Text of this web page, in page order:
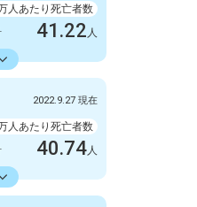
6412人
人あたり死亡者数
41.22 人
死亡者数
6人
5798人
2022.9.27 現在
人あたり死亡者数
40.74人
死亡者数